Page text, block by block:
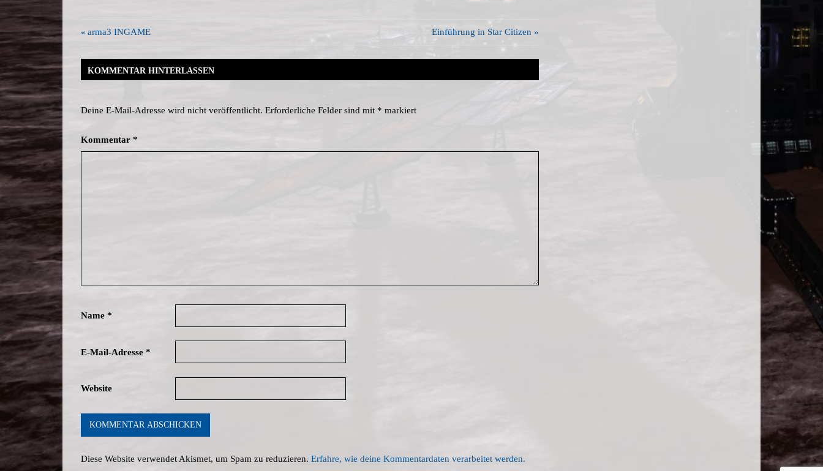
Beitragsnavigation
Vorheriger
arma3 INGAME
Nächster
Einführung in Star Citizen
KOMMENTAR HINTERLASSEN
Deine E-Mail-Adresse wird nicht veröffentlicht. Erforderliche Felder sind mit * markiert
Kommentar *
Name *
E-Mail-Adresse *
Website
Diese Website verwendet Akismet, um Spam zu reduzieren. Erfahre, wie deine Kommentardaten verarbeitet werden.